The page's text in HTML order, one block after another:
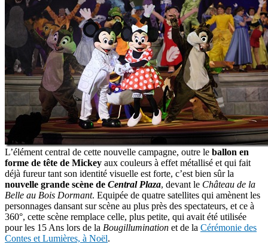
L’élément central de cette nouvelle campagne, outre le ballon en
forme de tête de Mickey aux couleurs à effet métallisé et qui fait
déjà fureur tant son identité visuelle est forte, c’est bien sûr la
nouvelle grande scène de Central Plaza, devant le Château de la
Belle au Bois Dormant. Equipée de quatre satellites qui amènent les
personnages dansant sur scène au plus près des spectateurs, et ce à
360°, cette scène remplace celle, plus petite, qui avait été utilisée
pour les 15 Ans lors de la Bougillumination et de la Cérémonie des
Contes et Lumières, à Noël.